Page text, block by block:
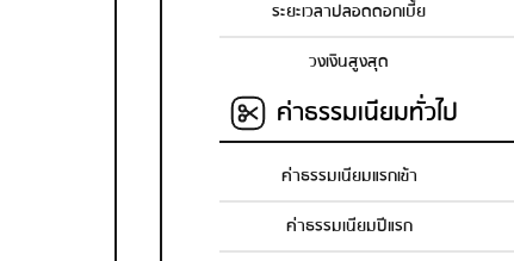
ระยะเวลาปลอดดอกเบี้ย
วงเงินสูงสุด
ค่าธรรมเนียมทั่วไป
ค่าธรรมเนียมแรกเข้า
ค่าธรรมเนียมปีแรก